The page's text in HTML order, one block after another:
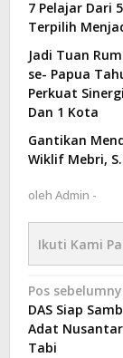
7 Pelajar Dari
Terpilih
Jadi Tuan
se- Papua
Perkuat
Dan 1 Kota
Gantikan
Wiklif Mebri,
oleh Admin -
Ikuti Kami
pos
Pos
DAS Siap
Adat
Tabi